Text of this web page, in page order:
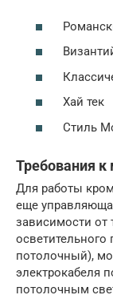
Хай тек
Стиль
Требования
Для работы
еще
зависимости от
потолочный),
электрокабеля
потолочным